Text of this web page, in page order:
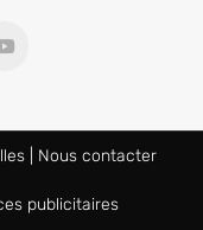
Nous contacter
publicitaires